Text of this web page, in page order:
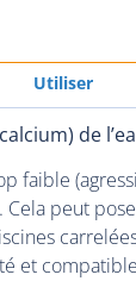
Utiliser
de
faible
Cela peut
et